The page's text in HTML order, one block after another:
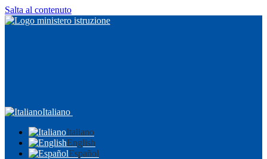
Salta al contenuto
Italiano
Italiano
English
Español